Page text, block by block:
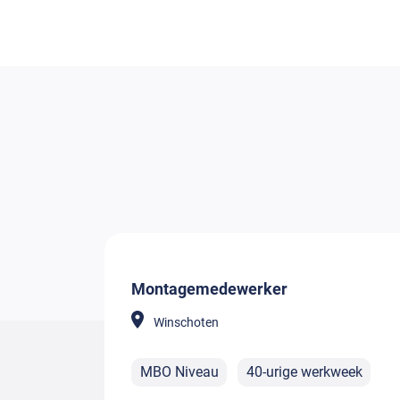
Montagemedewerker
Winschoten
MBO Niveau 40-urige werkweek